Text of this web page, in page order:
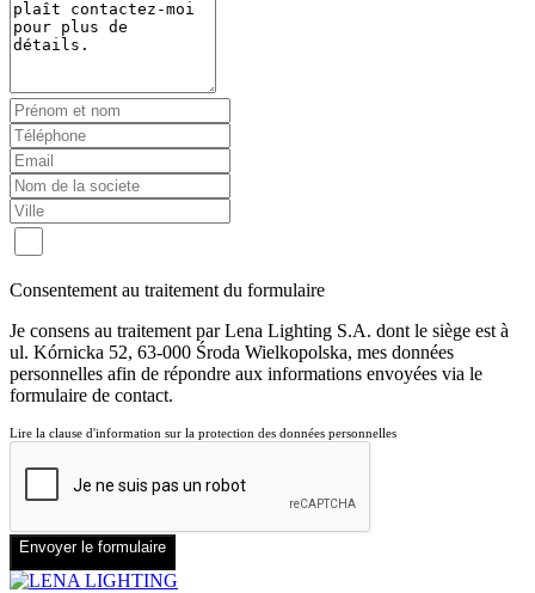
Consentement au traitement du formulaire
Je consens au traitement par Lena Lighting S.A. dont le siège est à
ul. Kórnicka 52, 63-000 Środa Wielkopolska, mes données
personnelles afin de répondre aux informations envoyées via le
formulaire de contact.
Lire la clause d'information sur la protection des données personnelles
Envoyer le formulaire